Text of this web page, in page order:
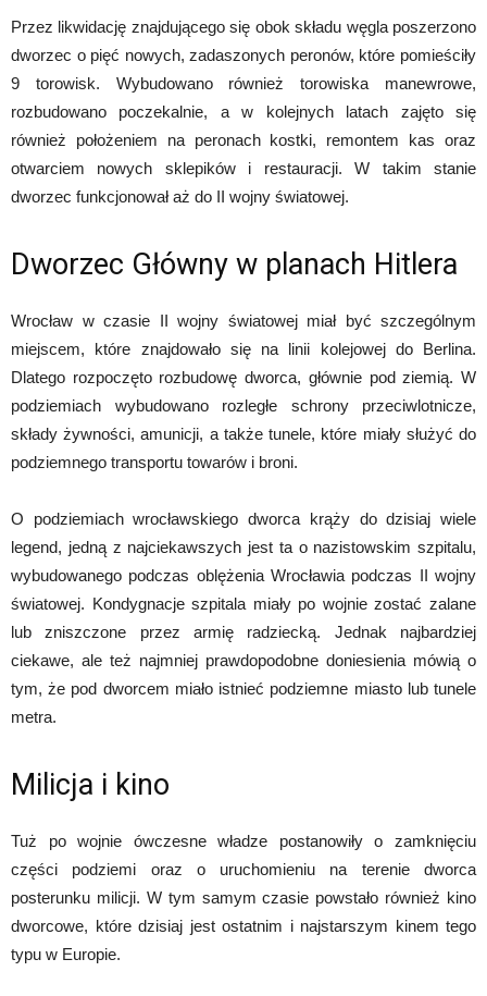
Przez likwidację znajdującego się obok składu węgla poszerzono
dworzec o pięć nowych, zadaszonych peronów, które pomieściły
9 torowisk. Wybudowano również torowiska manewrowe,
rozbudowano poczekalnie, a w kolejnych latach zajęto się
również położeniem na peronach kostki, remontem kas oraz
otwarciem nowych sklepików i restauracji. W takim stanie
dworzec funkcjonował aż do II wojny światowej.
Dworzec Główny w planach Hitlera
Wrocław w czasie II wojny światowej miał być szczególnym
miejscem, które znajdowało się na linii kolejowej do Berlina.
Dlatego rozpoczęto rozbudowę dworca, głównie pod ziemią. W
podziemiach wybudowano rozległe schrony przeciwlotnicze,
składy żywności, amunicji, a także tunele, które miały służyć do
podziemnego transportu towarów i broni.
O podziemiach wrocławskiego dworca krąży do dzisiaj wiele
legend, jedną z najciekawszych jest ta o nazistowskim szpitalu,
wybudowanego podczas oblężenia Wrocławia podczas II wojny
światowej. Kondygnacje szpitala miały po wojnie zostać zalane
lub zniszczone przez armię radziecką. Jednak najbardziej
ciekawe, ale też najmniej prawdopodobne doniesienia mówią o
tym, że pod dworcem miało istnieć podziemne miasto lub tunele
metra.
Milicja i kino
Tuż po wojnie ówczesne władze postanowiły o zamknięciu
części podziemi oraz o uruchomieniu na terenie dworca
posterunku milicji. W tym samym czasie powstało również kino
dworcowe, które dzisiaj jest ostatnim i najstarszym kinem tego
typu w Europie.